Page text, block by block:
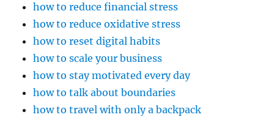
how to reduce financial stress
how to reduce oxidative stress
how to reset digital habits
how to scale your business
how to stay motivated every day
how to talk about boundaries
how to travel with only a backpack